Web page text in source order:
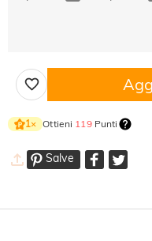
1× Ottieni 119Punti
Salve